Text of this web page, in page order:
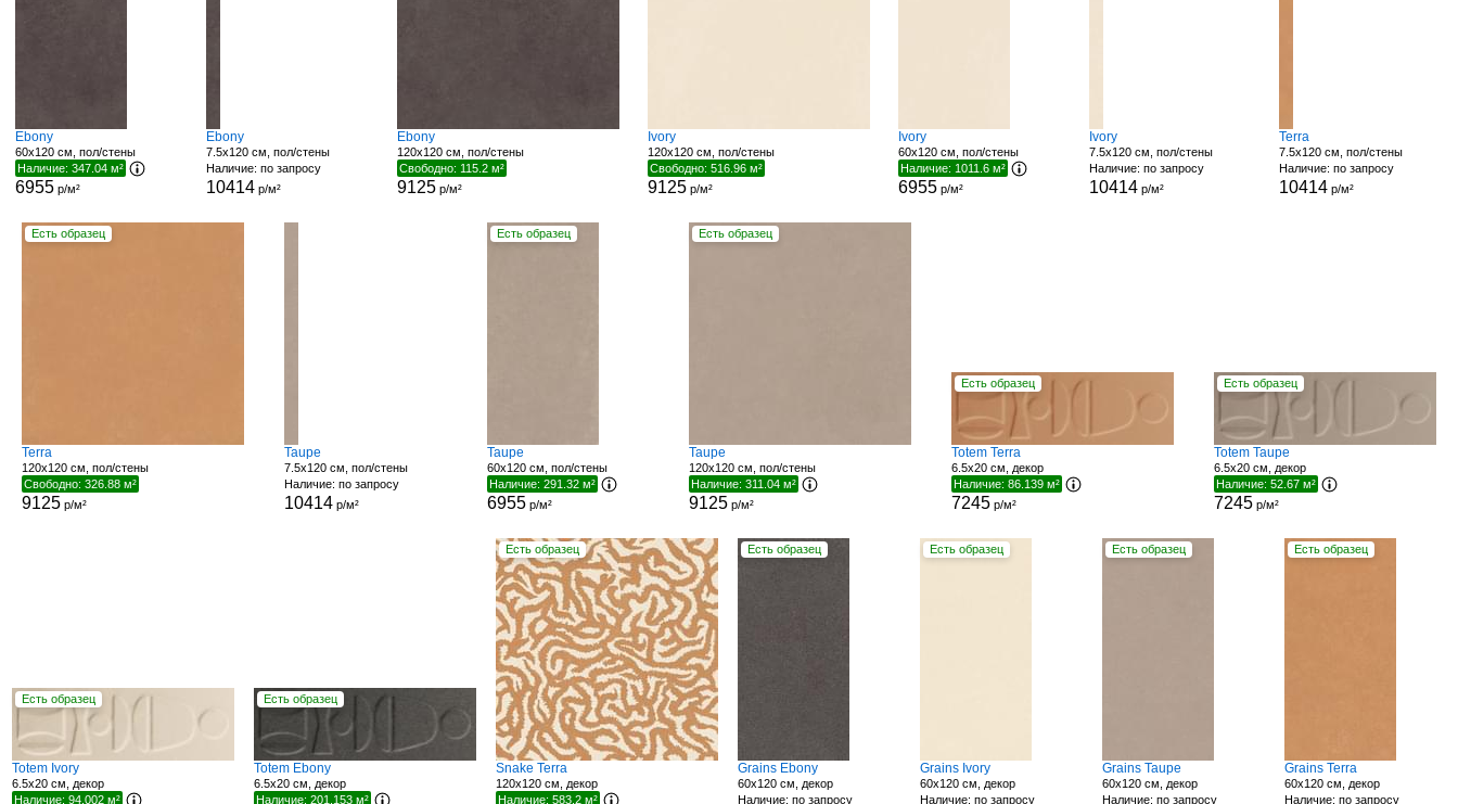
Ebony
60x120 см, пол/стены
Наличие: 347.04 м²
6955 р/м²
Ebony
7.5x120 см, пол/стены
Наличие: по запросу
10414 р/м²
Ebony
120x120 см, пол/стены
Свободно: 115.2 м²
9125 р/м²
Ivory
120x120 см, пол/стены
Свободно: 516.96 м²
9125р/м²
Ivory
60x120 см, пол/стены
Наличие: 1011.6 м²
6955р/м²
Ivory
7.5x120 см, пол/стены
Наличие: по запросу
10414р/м²
Terra
7.5x120 см, пол/стены
Наличие: по запросу
10414 р/м²
Есть образец
Terra
120x120 см, пол/стены
Свободно: 326.88 м²
9125р/м²
Taupe
7.5x120 см, пол/стены
Наличие: по запросу
10414р/м²
Есть образец
Taupe
60x120 см, пол/стены
Наличие: 291.32 м²
6955р/м²
Есть образец
Taupe
120x120 см, пол/стены
Наличие: 311.04 м²
9125 р/м²
Есть образец
Totem Terra
6.5x20 см, декор
Наличие: 86.139 м²
7245 р/м²
Есть образец
Totem Taupe
6.5x20 см, декор
Наличие: 52.67 м²
7245 р/м²
Есть образец
Totem Ivory
6.5x20 см, декор
Наличие: 94.002 м²
Есть образец
Totem Ebony
6.5x20 см, декор
Наличие: 201.153 м²
Есть образец
Snake Terra
120x120 см, декор
Наличие: 583.2 м²
Есть образец
Grains Ebony
60x120 см, декор
Наличие: по запросу
Есть образец
Grains Ivory
60x120 см, декор
Наличие: по запросу
Есть образец
Grains Taupe
60x120 см, декор
Наличие: по запросу
Есть образец
Grains Terra
60x120 см, декор
Наличие: по запросу